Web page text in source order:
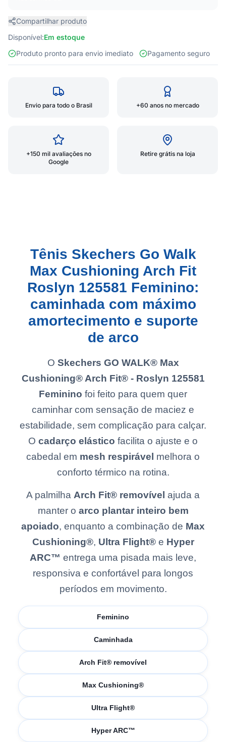
Compartilhar produto
Disponível:Em estoque
Produto pronto para envio imediato
Pagamento seguro
Envio para todo o Brasil +60 anos no mercado
+150 mil avaliações no
Google
Retire grátis na loja
Tênis Skechers Go Walk
Max Cushioning Arch Fit
Roslyn 125581 Feminino:
caminhada com máximo
amortecimento e suporte
de arco
O Skechers GO WALK® Max
Cushioning® Arch Fit® - Roslyn 125581
Feminino foi feito para quem quer
caminhar com sensação de maciez e
estabilidade, sem complicação para calçar.
O cadarço elástico facilita o ajuste e o
cabedal em mesh respirável melhora o
conforto térmico na rotina.
A palmilha Arch Fit® removível ajuda a
manter o arco plantar inteiro bem
apoiado, enquanto a combinação de Max
Cushioning®, Ultra Flight®e Hyper
ARC™ entrega uma pisada mais leve,
responsiva e confortável para longos
períodos em movimento.
Feminino
Caminhada
Arch Fit® removível
Max Cushioning®
Ultra Flight®
Hyper ARC™